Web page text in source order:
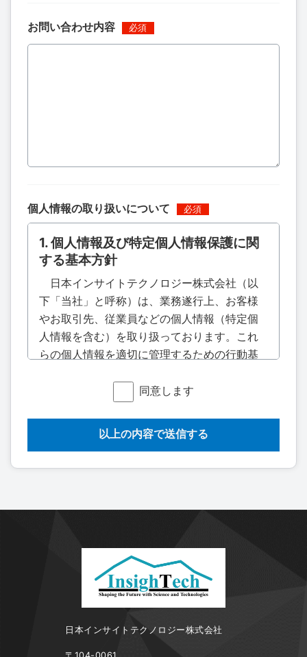
お問い合わせ内容
個人情報の取り扱いについて
1. 個人情報及び特定個人情報保護に関
する基本方針
日本インサイトテクノロジー株式会社（以
下「当社」と呼称）は、業務遂行上、お客様
やお取引先、従業員などの個人情報（特定個
人情報を含む）を取り扱っております。これ
らの個人情報を適切に管理するための行動基
ビス業としての社会的な責務を認識し、本個
基づいて個人情報を保護するために適切な個
人情報保護理念を確立し、保護方針に従い実
（1）個人情報の取得・利用・提供と目的外利
当社では、情報サービス業を営む活動目的
を遂行するために必要な範囲内で、個人情報
を取得・利用します。それぞれの業務実態に
応じた個人情報保護のための管理体制を確立
するとともに、個人情報の取得・利用及び提
同意します
日本インサイトテクノロジー株式会社